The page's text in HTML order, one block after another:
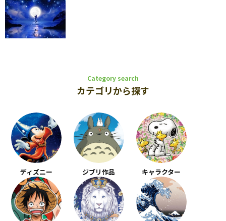
Category search
カテゴリから探す
ディズニー ジブリ作品 キャラクター